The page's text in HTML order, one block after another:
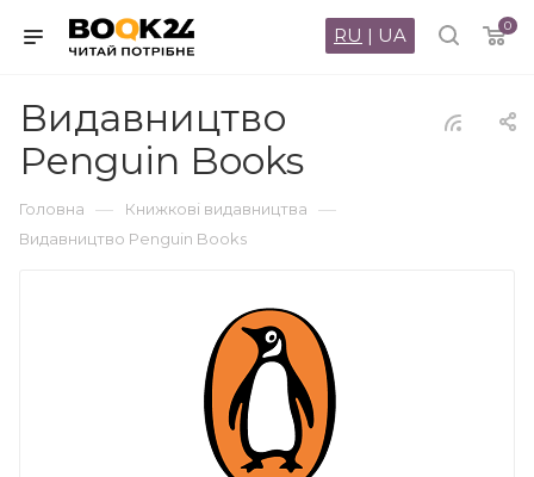
0
RU | UA
Видавництво
Penguin Books
Головна — Книжкові видавництва —
Видавництво Penguin Books